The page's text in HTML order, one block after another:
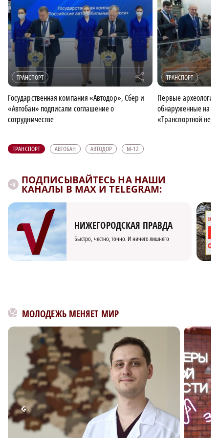
ТРАНСПОРТ r
Государственная компания «Автодор», Сбер и
«Автобан» подписали соглашение о
сотрудничестве
ТРАНСПОРТ
Первые
обнаруженные на
«Транспортной
ТРАНСПОРТ АВТОБАН АВТОДОР М-12
ПОДПИСЫВАЙТЕСЬ НА НАШИ
КАНАЛЫ В MAX И TELEGRAM:
НИЖЕГОРОДСКАЯ ПРАВДА
Быстро, честно, точно. И ничего лишнего
МОЛОДЕЖЬ МЕНЯЕТ МИР